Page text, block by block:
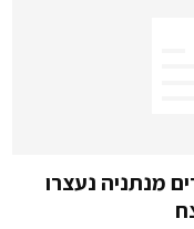
חשודים מנתניה נעצרו